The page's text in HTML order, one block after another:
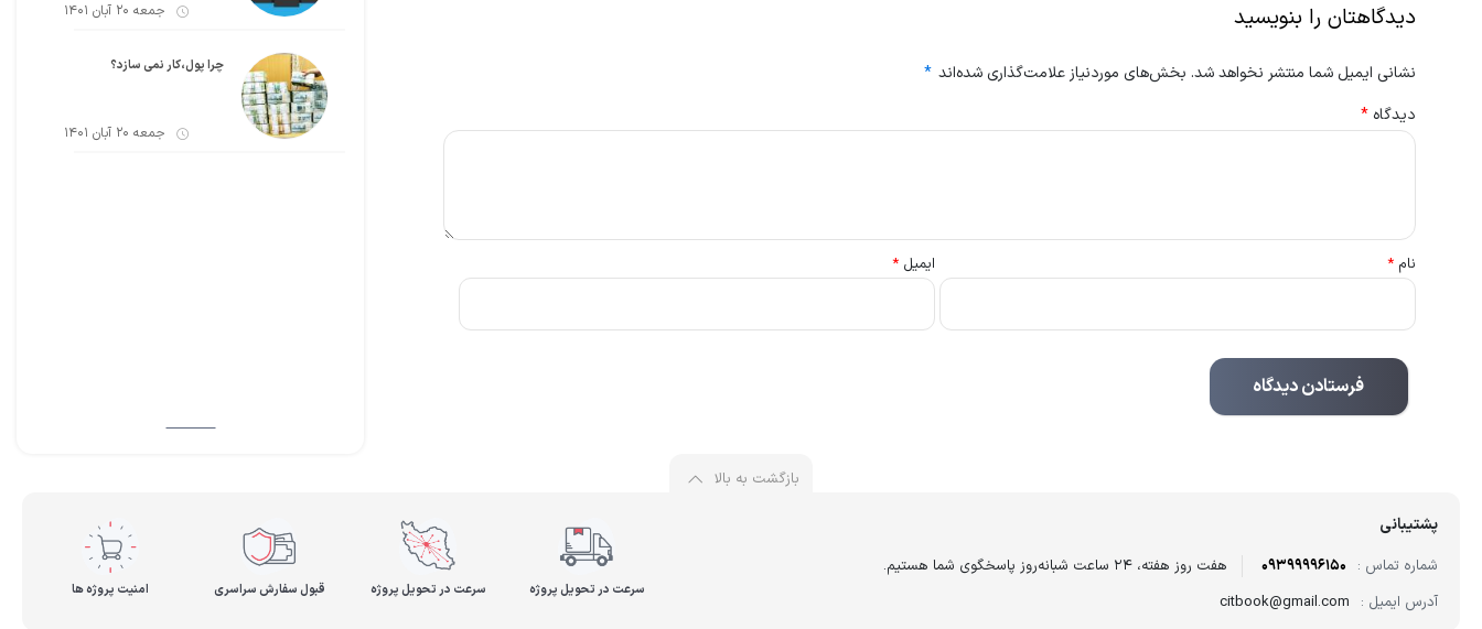
دیدگاهتان را بنویسید
نشانی ایمیل شما منتشر نخواهد شد. بخش‌های موردنیاز علامت‌گذاری شده‌اند *
دیدگاه*
نام* ایمیل*
جمعه 20 آبان 1401
چرا پول،کار نمی سازد؟
جمعه 20 آبان 1401
بازگشت به بالا
پشتیبانی
شماره تماس : 09399996150
هفت روز هفته، ۲۴ ساعت شبانه‌روز پاسخگوی شما هستیم.
آدرس ایمیل : citbook@gmail.com
سرعت در تحویل پروژه سرعت در تحویل پروژه قبول سفارش سراسری امنیت پروژه ها